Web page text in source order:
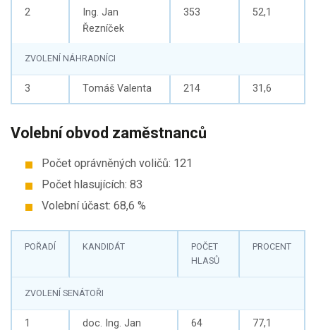
2
Ing. Jan
Řezníček
353 52,1
ZVOLENÍ NÁHRADNÍCI
3 Tomáš Valenta 214 31,6
Volební obvod zaměstnanců
Počet oprávněných voličů: 121
Počet hlasujících: 83
Volební účast: 68,6 %
POŘADÍ KANDIDÁT
POČET
HLASŮ
PROCENT
ZVOLENÍ SENÁTOŘI
1
doc. Ing. Jan
64 77,1